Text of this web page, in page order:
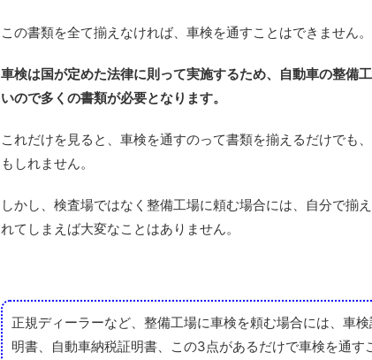
この書類を全て揃えなければ、車検を通すことはできません。
車検は国が定めた法律に則って実施するため、自動車の整備
いので多くの書類が必要となります。
これだけを見ると、車検を通すのって書類を揃えるだけでも
もしれません。
しかし、検査場ではなく整備工場に頼む場合には、自分で揃
れてしまえば大変なことはありません。
正規ディーラーなど、整備工場に車検を頼む場合には、車
明書、自動車納税証明書、この3点があるだけで車検を通す